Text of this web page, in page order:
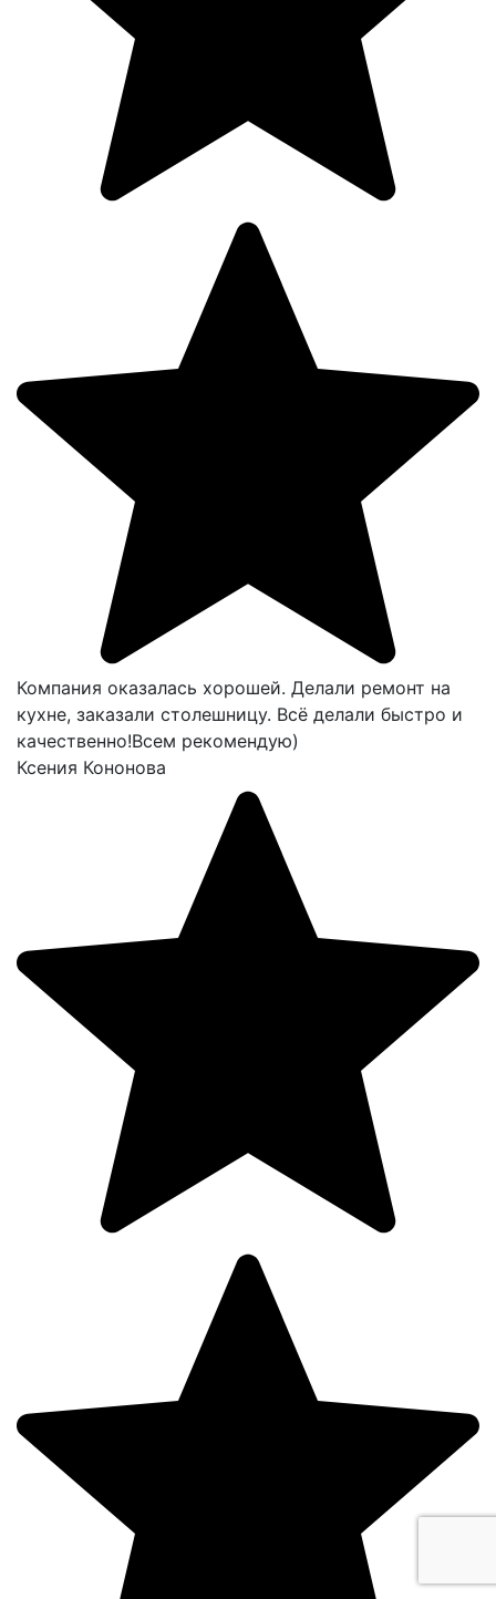
Компания оказалась хорошей. Делали ремонт на
кухне, заказали столешницу. Всё делали быстро и
качественно!Всем рекомендую)
Ксения Кононова